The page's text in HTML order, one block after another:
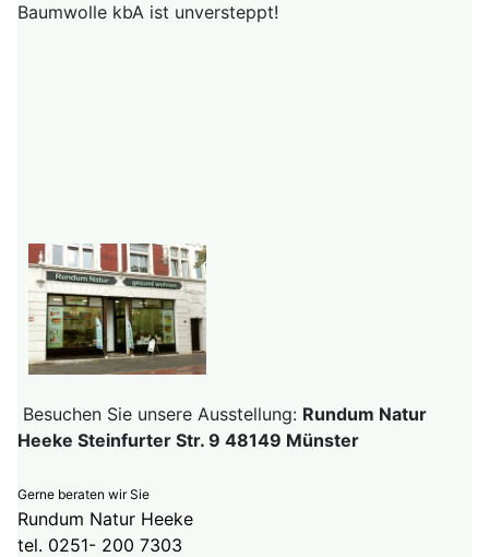
Baumwolle kbA ist unversteppt!
Besuchen Sie unsere Ausstellung: Rundum Natur
Heeke Steinfurter Str. 9 48149 Münster
Gerne beraten wir Sie
Rundum Natur Heeke
tel. 0251- 200 7303